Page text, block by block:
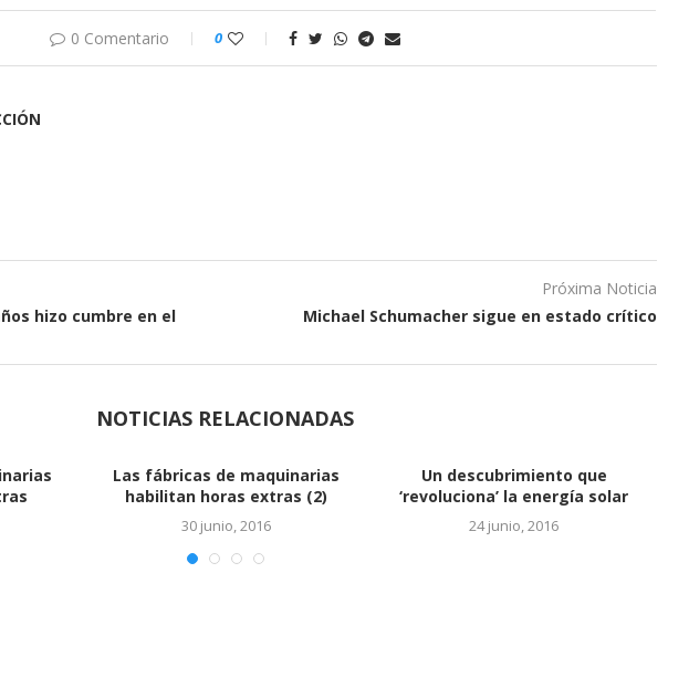
0 Comentario 0
hizo cumbre en el
Próxima Noticia
Michael Schumacher sigue en estado crítico
NOTICIAS RELACIONADAS
con
Vinculan a hijos de Báez con
cuentas en...
24 junio, 2016